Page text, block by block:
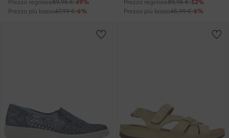
Prezzo regolare89,95 €-49%
Prezzo più basso47,99 €-6%
Prezzo regolare89,95 €-52%
Prezzo più basso45,99 €-6%